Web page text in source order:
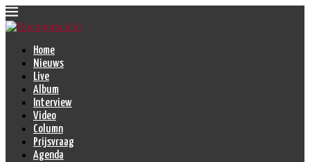
Home
Nieuws
Live
Album
Interview
Video
Column
Prijsvraag
Agenda